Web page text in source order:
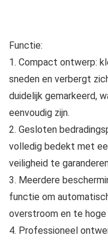
Functie:
1. Compact ontwerp:
sneden en verbergt
duidelijk gemarkeerd,
eenvoudig zijn.
2. Gesloten
volledig bedekt met
veiligheid te
3. Meerdere
functie om
overstroom en te
4. Professioneel